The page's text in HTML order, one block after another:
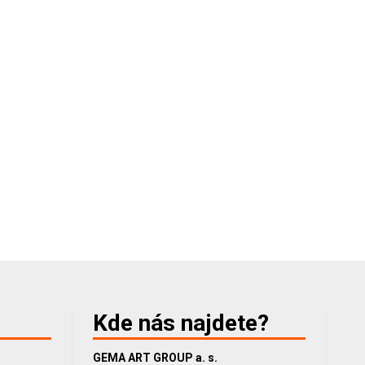
Kde nás najdete?
GEMA ART GROUP a. s.